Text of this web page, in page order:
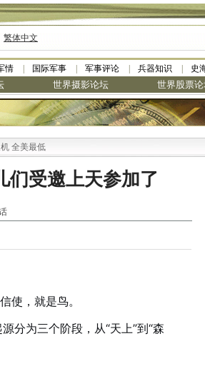
繁体中文
情 国际军事 军事评论 兵器知识 史
世界摄影论坛 世界股票
最低
们受邀上天参加了
使，就是鸟。
分为三个阶段，从“天上”到“森